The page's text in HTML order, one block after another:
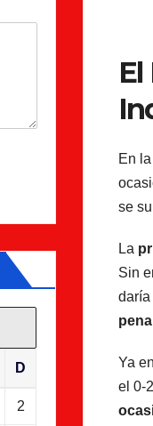
D
2
En la
se
La
Sin
daría
Ya
el 0-